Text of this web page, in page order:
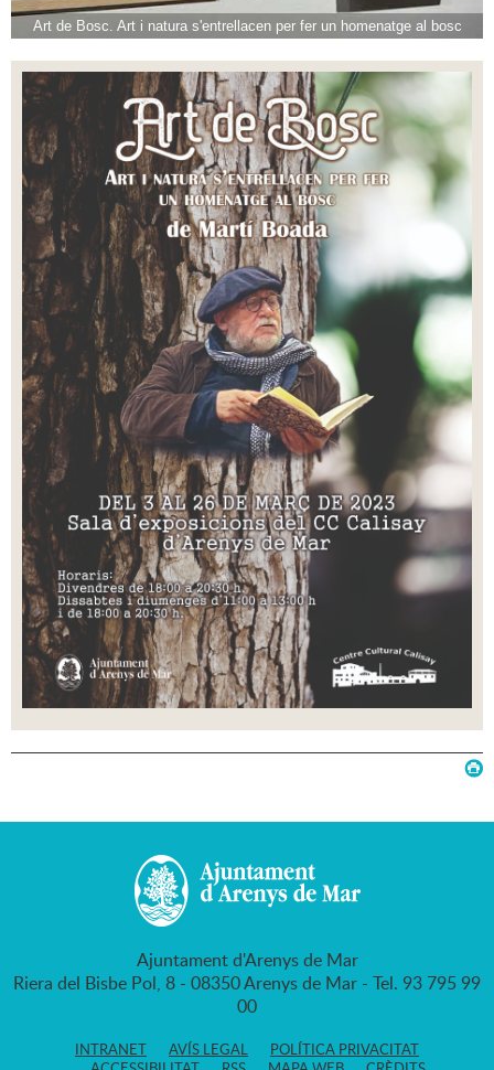
Art de Bosc. Art i natura s'entrellacen per fer un homenatge al bosc
Ajuntament d'Arenys de Mar
Riera del Bisbe Pol, 8 - 08350 Arenys de Mar - Tel. 93 795 99
00
INTRANET AVÍS LEGAL
POLÍTICA PRIVACITAT